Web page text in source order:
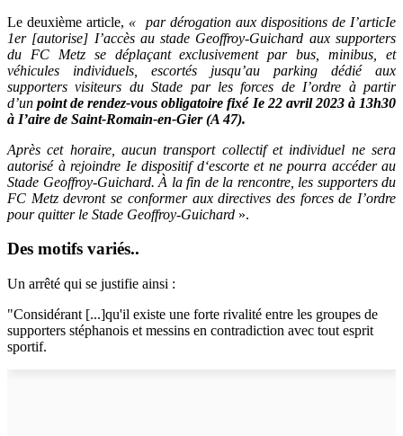
Le deuxième article, « par dérogation aux dispositions de I’articIe
1er [autorise] I’accès au stade Geoffroy-Guichard aux supporters
du FC Metz se déplaçant exclusivement par bus, minibus, et
véhicules individuels, escortés jusqu’au parking dédié aux
supporters visiteurs du Stade par les forces de I’ordre à partir
d’unpoint de rendez-vous obligatoire fixé Ie 22 avril 2023 à 13h30
à I’aire de Saint-Romain-en-Gier (A 47).
Après cet horaire, aucun transport collectif et individuel ne sera
autorisé à rejoindre Ie dispositif d‘escorte et ne pourra accéder au
Stade Geoffroy-Guichard. À la fin de la rencontre, les supporters du
FC Metz devront se conformer aux directives des forces de I’ordre
pour quitter le Stade Geoffroy-Guichard ».
Des motifs variés..
Un arrêté qui se justifie ainsi :
"Considérant [...]qu'il existe une forte rivalité entre les groupes de
supporters stéphanois et messins en contradiction avec tout esprit
sportif.